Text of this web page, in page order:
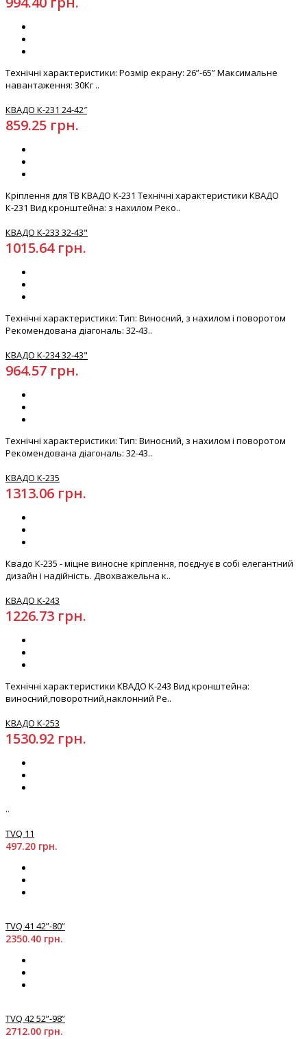
Технічні характеристики: Розмір екрану: 26”-65” Максимальне
навантаження: 30Кг ..
КВАДО К-231 24-42″
859.25 грн.
Кріплення для ТВ КВАДО К-231 Технічні характеристики КВАДО
К-231 Вид кронштейна: з нахилом Реко..
КВАДО К-233 32-43"
1015.64 грн.
Технічні характеристики: Тип: Виносний, з нахилом і поворотом
Рекомендована діагональ: 32-43..
КВАДО К-234 32-43"
964.57 грн.
Технічні характеристики: Тип: Виносний, з нахилом і поворотом
Рекомендована діагональ: 32-43..
КВАДО К-235
1313.06 грн.
Квадо К-235 - міцне виносне кріплення, поєднує в собі елегантний
дизайн і надійність. Двохважельна к..
КВАДО К-243
1226.73 грн.
Технічні характеристики КВАДО К-243 Вид кронштейна:
виносний,поворотний,наклонний Ре..
КВАДО К-253
1530.92 грн.
..
TVQ 11
497.20 грн.
TVQ 41 42”-80”
2350.40 грн.
TVQ 42 52”-98”
2712.00 грн.